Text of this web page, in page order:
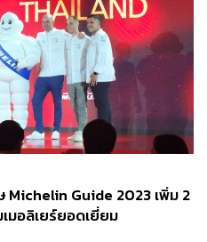
Michelin Guide 2023 เพิ่ม 2
เมอลิเยร์ยอดเยี่ยม